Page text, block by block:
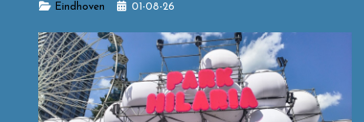
DetailsEindhoven 01-08-26